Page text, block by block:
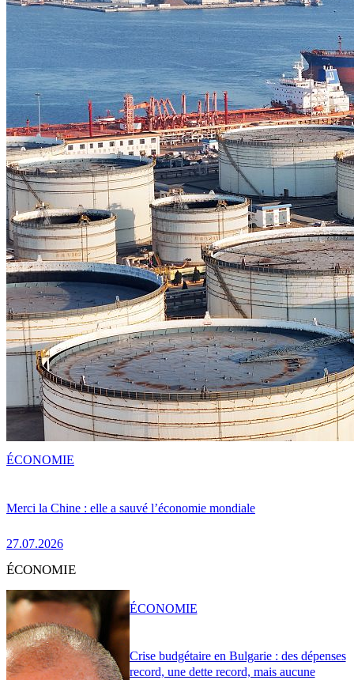
Merci la Chine : elle a sauvé l’économie mondiale
27.07.2026
ÉCONOMIE
ÉCONOMIE
Crise budgétaire en Bulgarie : des dépenses
record, une dette record, mais aucune
ÉCONOMIE